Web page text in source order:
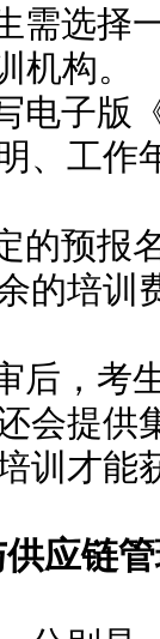
需选择
机构。
电子版
、工作
的预报
的培训
后，考
会提供
训才能
应链